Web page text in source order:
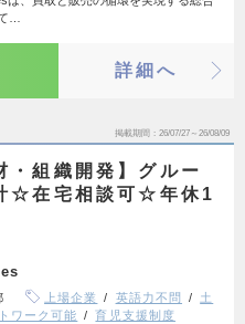
…
詳細へ
掲載期間 26/07/27～26/08/09
・組織開発】グルー
☆在宅相談可☆年休1
上場企業 英語力不問
土
ワーク可能 育児支援制度